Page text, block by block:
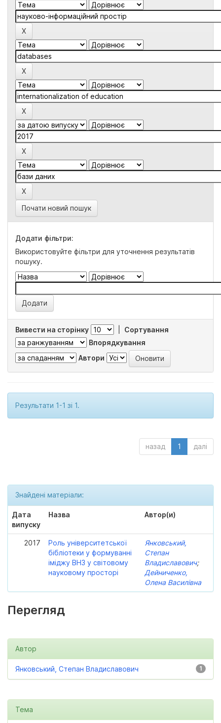
Почати новий пошук
Додати фільтри:
Використовуйте фільтри для уточнення результатів
пошуку.
Вивести на сторінку
Сортування
Впорядкування
Автори
Результати 1-1 зі 1.
назад 1 далі
Знайдені матеріали:
Дата
випуску
Назва Автор(и)
2017
Роль університетської
бібліотеки у формуванні
іміджу ВНЗ у світовому
науковому просторі
Янковський,
Степан
Владиславович;
Дейниченко,
Олена Василівна
Перегляд
Автор
1
Янковський, Степан Владиславович
Тема